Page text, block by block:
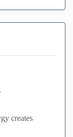
creates